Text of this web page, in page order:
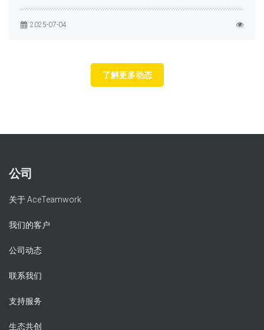
2025-07-04
了解更多动态
公司
关于 AceTeamwork
我们的客户
公司动态
联系我们
支持服务
生态共创